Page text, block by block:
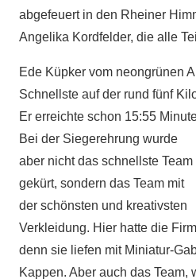
abgefeuert in den Rheiner
Angelika Kordfelder, die alle
Ede Küpker vom neongrünen
Schnellste auf der rund fünf
Er erreichte schon 15:55
Bei der Siegerehrung wurde
aber nicht das schnellste Team
gekürt, sondern das Team mit
der schönsten und kreativsten
Verkleidung. Hier hatte die
denn sie liefen mit Miniatur-
Kappen. Aber auch das Team,